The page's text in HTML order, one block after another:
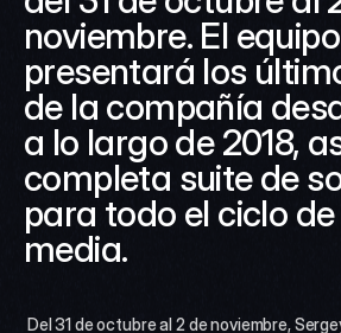
noviembre. El
presentará los
de la compañía
a lo largo de 2018,
completa suite de
para todo el ciclo
media.